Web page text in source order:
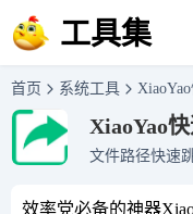
工具集
首页 系统工具
XiaoYao
携版 v4.4.6
文件路径快速
效率党必备的神器